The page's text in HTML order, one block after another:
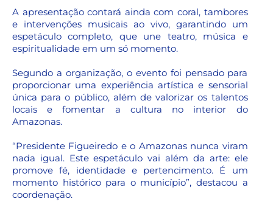
A apresentação contará ainda com coral, tambores
e intervenções musicais ao vivo, garantindo um
espetáculo completo, que une teatro, música e
espiritualidade em um só momento.
Segundo a organização, o evento foi pensado para
proporcionar uma experiência artística e sensorial
única para o público, além de valorizar os talentos
locais e fomentar a cultura no interior do
Amazonas.
“Presidente Figueiredo e o Amazonas nunca viram
nada igual. Este espetáculo vai além da arte: ele
promove fé, identidade e pertencimento. É um
momento histórico para o município”, destacou a
coordenação.